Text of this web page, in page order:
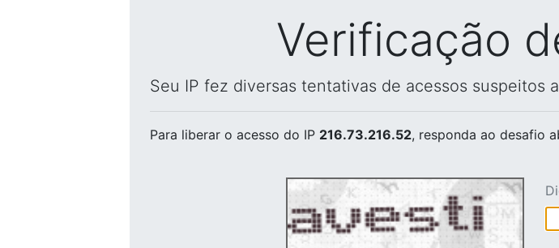
Verificação
Seu IP fez diversas tentativas de acessos suspeitos
Para liberar o acesso do IP 216.73.216.52, responda ao desafio